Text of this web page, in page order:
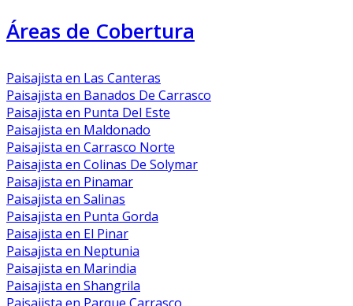
Áreas de Cobertura
Paisajista en Las Canteras
Paisajista en Banados De Carrasco
Paisajista en Punta Del Este
Paisajista en Maldonado
Paisajista en Carrasco Norte
Paisajista en Colinas De Solymar
Paisajista en Pinamar
Paisajista en Salinas
Paisajista en Punta Gorda
Paisajista en El Pinar
Paisajista en Neptunia
Paisajista en Marindia
Paisajista en Shangrila